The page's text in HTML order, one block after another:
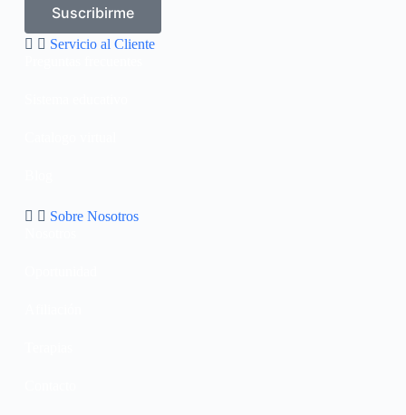
Suscribirme
Servicio al Cliente
Sobre Nosotros